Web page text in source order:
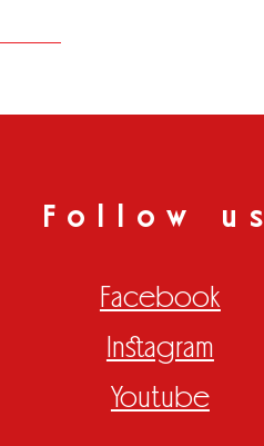
Follow us
Facebook
Instagram
Youtube